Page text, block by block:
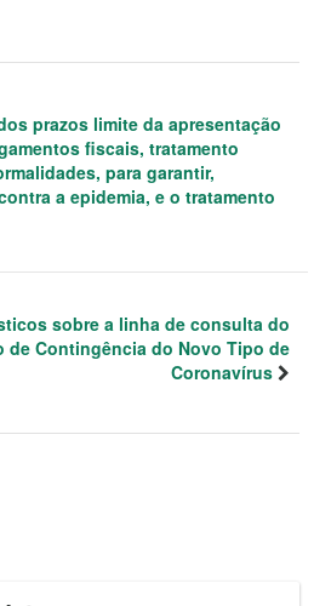
prazos limite da apresentação
fiscais, tratamento
para garantir,
a epidemia, e o tratamento
sobre a linha de consulta do
de Contingência do Novo Tipo de
Coronavírus